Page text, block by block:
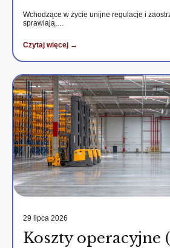
Wchodzące w życie unijne regulacje i
sprawiają,…
Czytaj więcej →
29 lipca 2026
Koszty operacyjne